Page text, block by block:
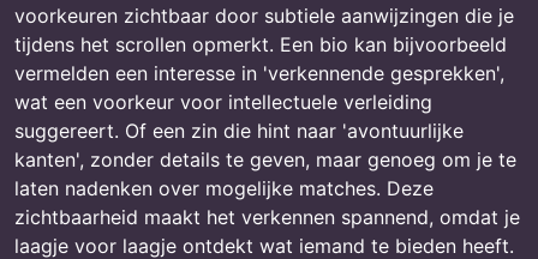
voorkeuren zichtbaar door subtiele aanwijzingen die je
tijdens het scrollen opmerkt. Een bio kan bijvoorbeeld
vermelden een interesse in 'verkennende gesprekken',
wat een voorkeur voor intellectuele verleiding
suggereert. Of een zin die hint naar 'avontuurlijke
kanten', zonder details te geven, maar genoeg om je te
laten nadenken over mogelijke matches. Deze
zichtbaarheid maakt het verkennen spannend, omdat je
laagje voor laagje ontdekt wat iemand te bieden heeft.